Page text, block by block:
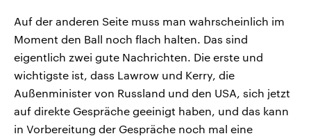
Auf der anderen Seite muss man wahrscheinlich im
Moment den Ball noch flach halten. Das sind
eigentlich zwei gute Nachrichten. Die erste und
wichtigste ist, dass Lawrow und Kerry, die
Außenminister von Russland und den USA, sich jetzt
auf direkte Gespräche geeinigt haben, und das kann
in Vorbereitung der Gespräche noch mal eine